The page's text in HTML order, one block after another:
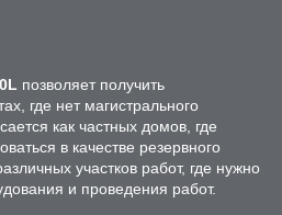
позволяет получить
где нет магистрального
как частных домов, где
в качестве резервного
участков работ, где нужно
и проведения работ.